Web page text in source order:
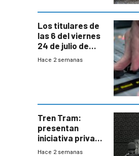
Los titulares de
las 6 del viernes
24 de julio de
2026
Hace 2 semanas
Tren Tram:
presentan
iniciativa privada
para una red de
Hace 2 semanas